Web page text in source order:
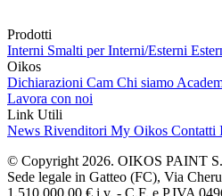
Prodotti
Interni Smalti per Interni/Esterni
Oikos
Dichiarazioni Cam Chi siamo
Lavora con noi
Link Utili
News Rivenditori My Oikos Contatti
© Copyright 2026. OIKOS PAINT
Sede legale in Gatteo (FC), Via
1.510.000,00 € i.v. - C.F. e P.IVA